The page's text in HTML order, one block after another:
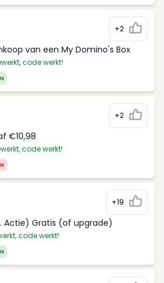
+2
van een My Domino's Box
code werkt!
+2
€10,98
code werkt!
+19
Actie) Gratis (of upgrade)
code werkt!